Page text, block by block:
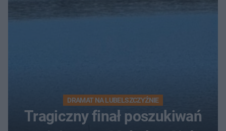
DRAMAT NA LUBELSZCZYŹNIE
Tragiczny finał poszukiwań